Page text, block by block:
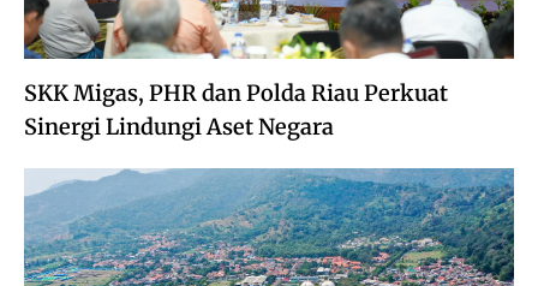
SKK Migas, PHR dan Polda Riau Perkuat
Sinergi Lindungi Aset Negara